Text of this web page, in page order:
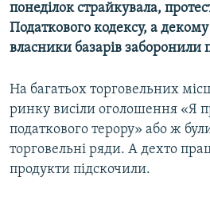
КТАТ
Усі сайти RFE/RL
понеділок страйкувала,
Податкового кодексу, а
власники базарів заборонили
На багатьох торговельних
ринку висіли оголошення «Я
податкового терору» або ж
торговельні ряди. А дехто
продукти підскочили.